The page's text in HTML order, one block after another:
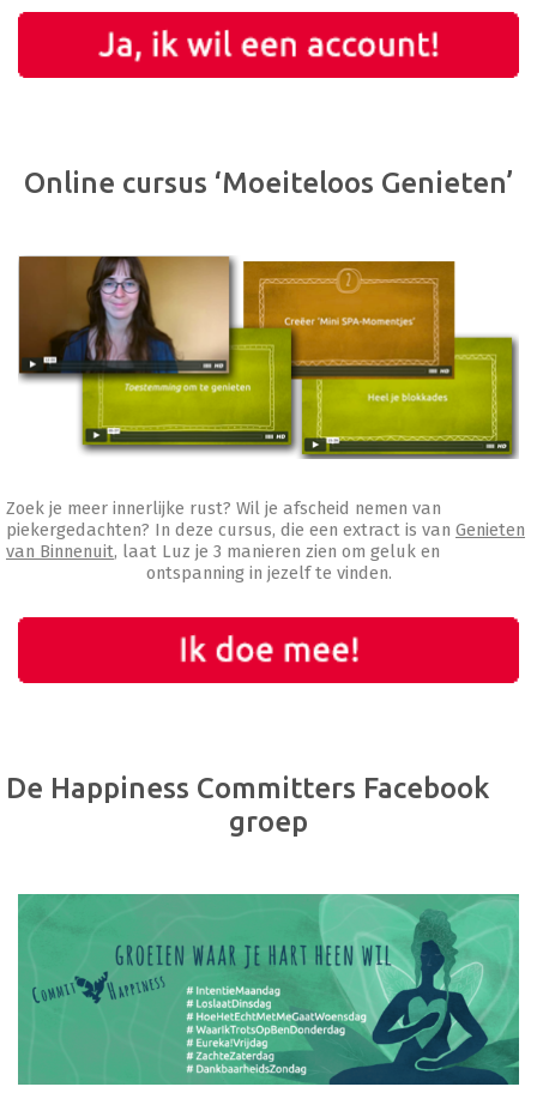
Online cursus ‘Moeiteloos Genieten’
Zoek je meer innerlijke rust? Wil je afscheid nemen van
piekergedachten? In deze cursus, die een extract is van Genieten
van Binnenuit, laat Luz je 3 manieren zien om geluk en
ontspanning in jezelf te vinden.
De Happiness Committers Facebook
groep